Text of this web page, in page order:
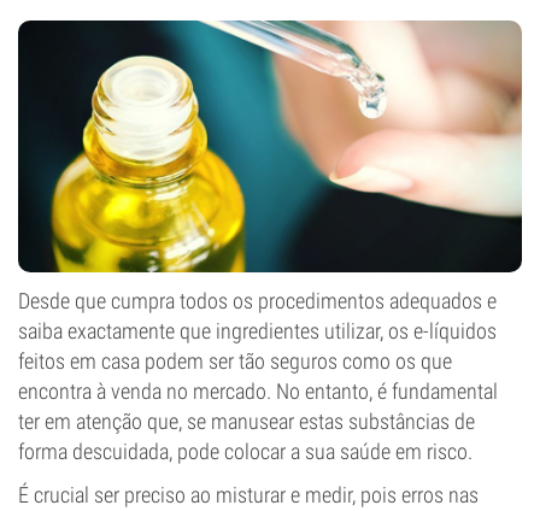
Desde que cumpra todos os procedimentos adequados e
saiba exactamente que ingredientes utilizar, os e-líquidos
feitos em casa podem ser tão seguros como os que
encontra à venda no mercado. No entanto, é fundamental
ter em atenção que, se manusear estas substâncias de
forma descuidada, pode colocar a sua saúde em risco.
É crucial ser preciso ao misturar e medir, pois erros nas